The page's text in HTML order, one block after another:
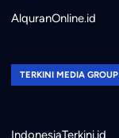
AlquranOnline.id
TERKINI MEDIA GROUP
IndonesiaTerkini.id